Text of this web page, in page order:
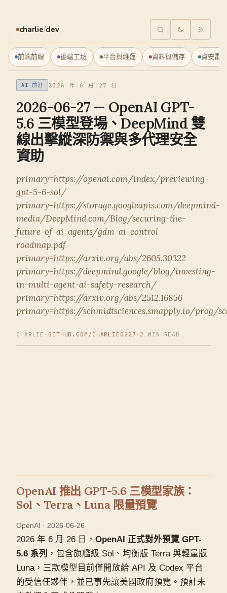
charlie/dev
前端前線 後端工坊 平台與維運 資料與儲存 資安雷達
AI 前沿 2026 年 6 月 27 日
2026-06-27 — OpenAI GPT-
5.6 三模型登場、DeepMind 雙
線出擊縱深防禦與多代理安全
資助
primary=https://openai.com/index/previewing-
gpt-5-6-sol/
primary=https://storage.googleapis.com/deepmind-
media/DeepMind.com/Blog/securing-the-
future-of-ai-agents/gdm-ai-control-
roadmap.pdf
primary=https://arxiv.org/abs/2605.30322
primary=https://deepmind.google/blog/investing-
in-multi-agent-ai-safety-research/
primary=https://arxiv.org/abs/2512.16856
primary=https://schmidtsciences.smapply.io/
CHARLIE · GITHUB.COM/CHARLIE0227 · 2 MIN READ
OpenAI 推出 GPT-5.6 三模型家族：
Sol、Terra、Luna 限量預覽
OpenAI · 2026-06-26
2026 年 6 月 26 日， OpenAI 正式對外預覽 GPT-
5.6 系列
，包含旗艦級 Sol、均衡版 Terra 與輕量版
Luna，三款模型目前僅開放給 API 及 Codex 平台
的受信任夥伴，並已事先讓美國政府預覽。預計未